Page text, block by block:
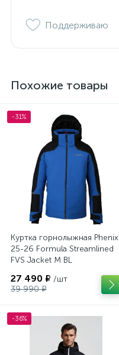
Поддерживаю
Похожие товары
-31%
Куртка горнолыжная Phenix
25-26 Formula Streamlined
FVS Jacket M BL
27 490 ₽ /шт
39 990 ₽
-36%